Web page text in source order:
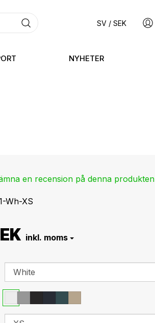
SV / SEK
NYHETER
en recension på denna produkten
Wh-XS